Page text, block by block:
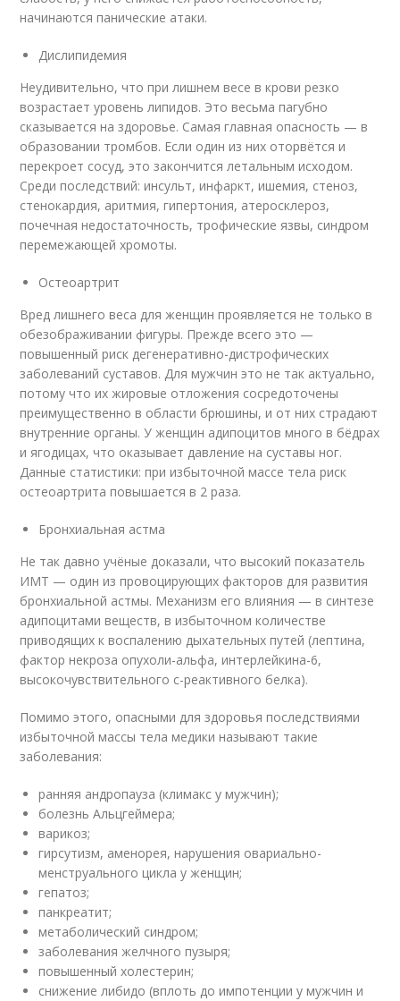
начинаются панические атаки.
Дислипидемия
Неудивительно, что при лишнем весе в крови резко
возрастает уровень липидов. Это весьма пагубно
сказывается на здоровье. Самая главная опасность — в
образовании тромбов. Если один из них оторвётся и
перекроет сосуд, это закончится летальным исходом.
Среди последствий: инсульт, инфаркт, ишемия, стеноз,
стенокардия, аритмия, гипертония, атеросклероз,
почечная недостаточность, трофические язвы, синдром
перемежающей хромоты.
Остеоартрит
Вред лишнего веса для женщин проявляется не только в
обезображивании фигуры. Прежде всего это —
повышенный риск дегенеративно-дистрофических
заболеваний суставов. Для мужчин это не так актуально,
потому что их жировые отложения сосредоточены
преимущественно в области брюшины, и от них страдают
внутренние органы. У женщин адипоцитов много в бёдрах
и ягодицах, что оказывает давление на суставы ног.
Данные статистики: при избыточной массе тела риск
остеоартрита повышается в 2 раза.
Бронхиальная астма
Не так давно учёные доказали, что высокий показатель
ИМТ — один из провоцирующих факторов для развития
бронхиальной астмы. Механизм его влияния — в синтезе
адипоцитами веществ, в избыточном количестве
приводящих к воспалению дыхательных путей (лептина,
фактор некроза опухоли-альфа, интерлейкина-6,
высокочувствительного с-реактивного белка).
Помимо этого, опасными для здоровья последствиями
избыточной массы тела медики называют такие
заболевания:
ранняя андропауза (климакс у мужчин);
болезнь Альцгеймера;
варикоз;
гирсутизм, аменорея, нарушения овариально-
менструального цикла у женщин;
гепатоз;
панкреатит;
метаболический синдром;
заболевания желчного пузыря;
повышенный холестерин;
снижение либидо (вплоть до импотенции у мужчин и